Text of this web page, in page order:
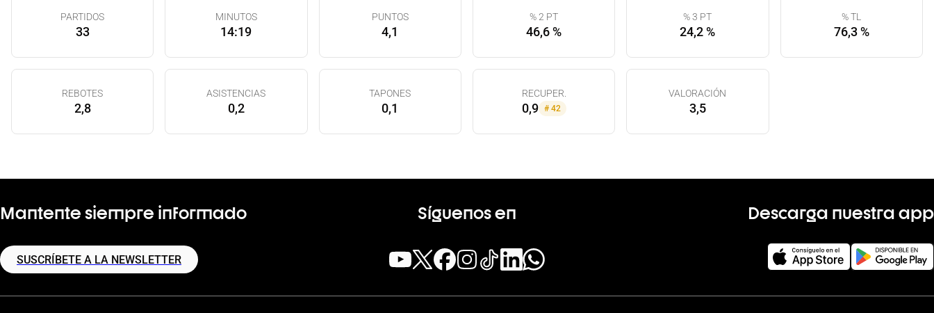
PARTIDOS
33
MINUTOS
14:19
PUNTOS
4,1
% 2 PT
46,6 %
% 3 PT
24,2 %
% TL
76,3 %
REBOTES
2,8
ASISTENCIAS
0,2
TAPONES
0,1
RECUPER.
0,9 # 42
VALORACIÓN
3,5
Mantente siempre informado
SUSCRÍBETE A LA NEWSLETTER
Síguenos en Descarga nuestra app